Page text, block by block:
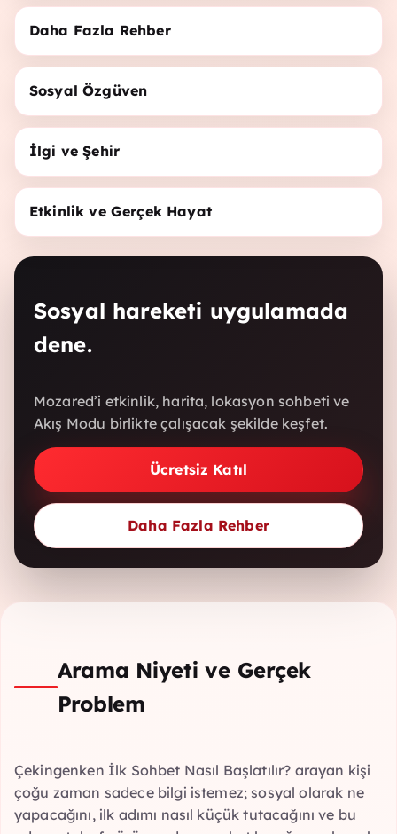
Daha Fazla Rehber
Sosyal Özgüven
İlgi ve Şehir
Etkinlik ve Gerçek Hayat
Sosyal hareketi uygulamada
dene.
Mozared’i etkinlik, harita, lokasyon sohbeti ve
Akış Modu birlikte çalışacak şekilde keşfet.
Ücretsiz Katıl
Daha Fazla Rehber
Arama Niyeti ve Gerçek
Problem
Çekingenken İlk Sohbet Nasıl Başlatılır? arayan kişi
çoğu zaman sadece bilgi istemez; sosyal olarak ne
yapacağını, ilk adımı nasıl küçük tutacağını ve bu